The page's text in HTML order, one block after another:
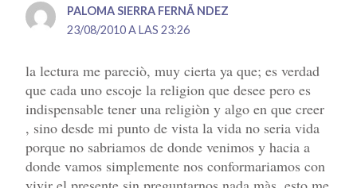
PALOMA SIERRA FERNÃ NDEZ
23/08/2010 A LAS 23:26
la lectura me pareciò, muy cierta ya que; es verdad
que cada uno escoje la religion que desee pero es
indispensable tener una religiòn y algo en que creer
, sino desde mi punto de vista la vida no seria vida
porque no sabriamos de donde venimos y hacia a
donde vamos simplemente nos conformariamos con